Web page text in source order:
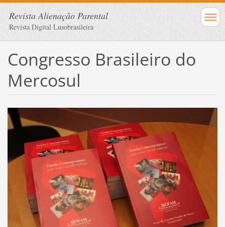
Revista Alienação Parental
Revista Digital Lusobrasileira
Congresso Brasileiro do
Mercosul